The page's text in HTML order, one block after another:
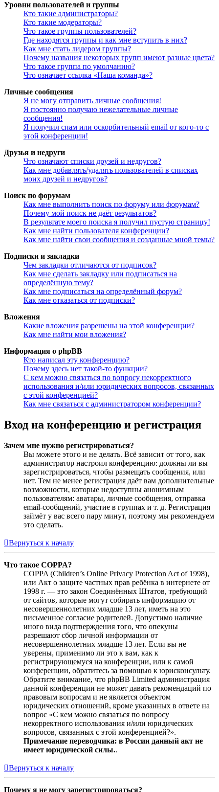
Уровни пользователей и группы
Кто такие администраторы?
Кто такие модераторы?
Что такое группы пользователей?
Где находятся группы и как мне вступить в них?
Как мне стать лидером группы?
Почему названия некоторых групп имеют разные цвета?
Что такое группа по умолчанию?
Что означает ссылка «Наша команда»?
Личные сообщения
Я не могу отправить личные сообщения!
Я постоянно получаю нежелательные личные
сообщения!
Я получил спам или оскорбительный email от кого-то с
этой конференции!
Друзья и недруги
Что означают списки друзей и недругов?
Как мне добавлять/удалять пользователей в списках
моих друзей и недругов?
Поиск по форумам
Как мне выполнить поиск по форуму или форумам?
Почему мой поиск не даёт результатов?
В результате моего поиска я получил пустую страницу!
Как мне найти пользователя конференции?
Как мне найти свои сообщения и созданные мной темы?
Подписки и закладки
Чем закладки отличаются от подписок?
Как мне сделать закладку или подписаться на
определённую тему?
Как мне подписаться на определённый форум?
Как мне отказаться от подписки?
Вложения
Какие вложения разрешены на этой конференции?
Как мне найти мои вложения?
Информация о phpBB
Кто написал эту конференцию?
Почему здесь нет такой-то функции?
С кем можно связаться по вопросу некорректного
использования и/или юридических вопросов, связанных
с этой конференцией?
Как мне связаться с администратором конференции?
Вход на конференцию и регистрация
Зачем мне нужно регистрироваться?
Вы можете этого и не делать. Всё зависит от того, как
администратор настроил конференцию: должны ли вы
зарегистрироваться, чтобы размещать сообщения, или
нет. Тем не менее регистрация даёт вам дополнительные
возможности, которые недоступны анонимным
пользователям: аватары, личные сообщения, отправка
email-сообщений, участие в группах и т. д. Регистрация
займёт у вас всего пару минут, поэтому мы рекомендуем
это сделать.
Вернуться к началу
Что такое COPPA?
COPPA (Children’s Online Privacy Protection Act of 1998),
или Акт о защите частных прав ребёнка в интернете от
1998 г. — это закон Соединённых Штатов, требующий
от сайтов, которые могут собирать информацию от
несовершеннолетних младше 13 лет, иметь на это
письменное согласие родителей. Допустимо наличие
иного вида подтверждения того, что опекуны
разрешают сбор личной информации от
несовершеннолетних младше 13 лет. Если вы не
уверены, применимо ли это к вам, как к
регистрирующемуся на конференции, или к самой
конференции, обратитесь за помощью к юрисконсульту.
Обратите внимание, что phpBB Limited администрация
данной конференции не может давать рекомендаций по
правовым вопросам и не является объектом
юридических отношений, кроме указанных в ответе на
вопрос «С кем можно связаться по вопросу
некорректного использования и/или юридических
вопросов, связанных с этой конференцией?».
Примечание переводчика: в России данный акт не
имеет юридической силы..
Вернуться к началу
Почему я не могу зарегистрироваться?